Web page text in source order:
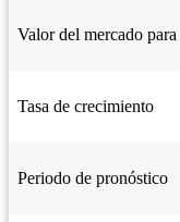
Valor del mercado para
Tasa de crecimiento
Periodo de pronóstico